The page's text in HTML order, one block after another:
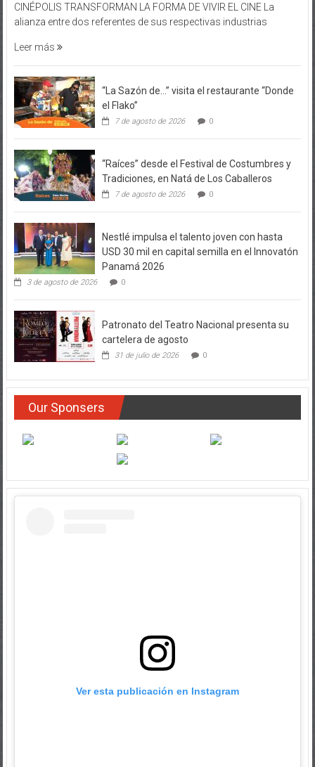
CINÉPOLIS TRANSFORMAN LA FORMA DE VIVIR EL CINE La
alianza entre dos referentes de sus respectivas industrias
Leer más
“La Sazón de…” visita el restaurante “Donde
el Flako”
7 de agosto de 2026 0
“Raíces” desde el Festival de Costumbres y
Tradiciones, en Natá de Los Caballeros
7 de agosto de 2026 0
Nestlé impulsa el talento joven con hasta
USD 30 mil en capital semilla en el Innovatón
Panamá 2026
3 de agosto de 2026 0
Patronato del Teatro Nacional presenta su
cartelera de agosto
31 de julio de 2026 0
Our Sponsers
Ver esta publicación en Instagram